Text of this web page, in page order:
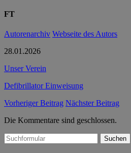
FT
Autorenarchiv Webseite des Autors
28.01.2026
Unser Verein
Defibrillator Einweisung
Vorheriger Beitrag Nächster Beitrag
Die Kommentare sind geschlossen.
Suchen
nach: